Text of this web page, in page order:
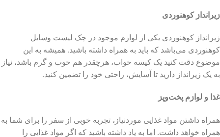
زیرانداز کوهنوردی
زیرانداز کوهنوردی یکی از لوازم موجود در چک لیست وسایل
کوهنوردی می‌باشد که باید به همراه داشته باشید. همیشه به این
موضوع دقت کنید یک کیسه خواب، هرچقدر هم خوب و گرم باشد، نیاز
به یک زیرانداز دارید تا آسایش، راحتی خود را تضمین کنید.
غذا و لوازم پخت‌‌و‌پز
همراه داشتن مواد غذایی موردنیاز، تجربه خوبی از سفر را برای شما به
همراه خواهد داشت. اما به یاد داشته باشید که اگر مواد غذایی را